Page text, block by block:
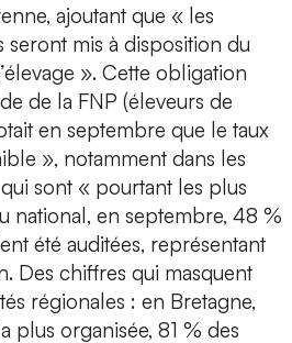
ajoutant que « les
seront mis à disposition du
». Cette obligation
de la FNP (éleveurs de
en septembre que le taux
», notamment dans les
sont « pourtant les plus
national, en septembre, 48 %
été auditées, représentant
Des chiffres qui masquent
régionales : en Bretagne,
plus organisée, 81 % des